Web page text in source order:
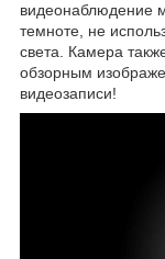
видеонаблюдение
темноте, не
света. Камера
обзорным
видеозаписи!